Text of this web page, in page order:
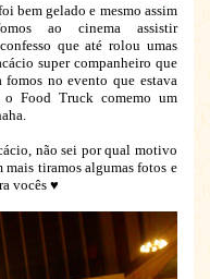
bem gelado e mesmo assim
ao cinema assistir
que até rolou umas
super companheiro que
no evento que estava
Food Truck comemo um
não sei por qual motivo
tiramos algumas fotos e
vocês ♥